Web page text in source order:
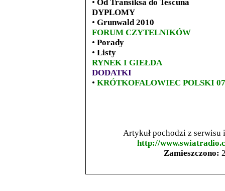
• Od Transiksa do Tescuna
DYPLOMY
• Grunwald 2010
FORUM CZYTELNIKÓW
• Porady
• Listy
RYNEK I GIEŁDA
DODATKI
• KRÓTKOFALOWIEC POLSKI
Artykuł pochodzi z
http://
Zamieszczono: